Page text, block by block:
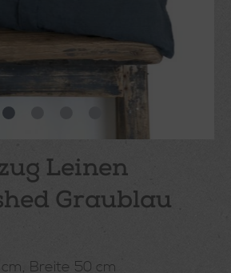
Leinen
Graublau
Breite 50 cm